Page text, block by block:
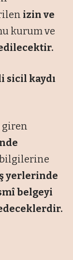
izin ve
kurum ve
sicil kaydı
giren
bilgilerine
yerlerinde
belgeyi